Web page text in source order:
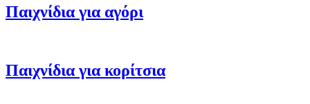
Παιχνίδια για αγόρι
Παιχνίδια για κορίτσια